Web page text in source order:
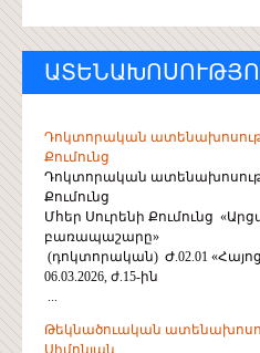
Դոկտորական
Քումունց
Դոկտորական
Քումունց
Մհեր Սուրենի Քումունց
բառապաշարը»
(դոկտորական) Ժ.02.01 «Հայոց
06.03.2026, ժ.15-ին
...
Թեկնածուական